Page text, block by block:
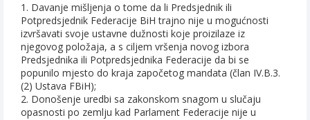
1. Davanje mišljenja o tome da li Predsjednik ili
Potpredsjednik Federacije BiH trajno nije u mogućnosti
izvršavati svoje ustavne dužnosti koje proizilaze iz
njegovog položaja, a s ciljem vršenja novog izbora
Predsjednika ili Potpredsjednika Federacije da bi se
popunilo mjesto do kraja započetog mandata (član IV.B.3.
(2) Ustava FBiH);
2. Donošenje uredbi sa zakonskom snagom u slučaju
opasnosti po zemlju kad Parlament Federacije nije u